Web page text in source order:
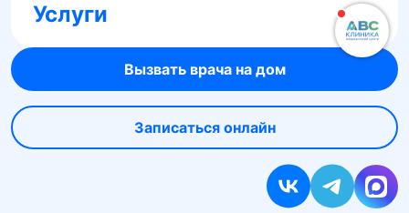
Услуги
Вызвать врача на дом
Записаться онлайн